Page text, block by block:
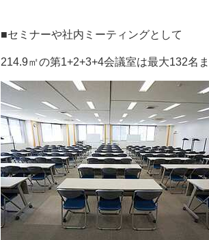
■セミナーや社内ミーティングとして
214.9㎡の第1+2+3+4会議室は最大132名ま